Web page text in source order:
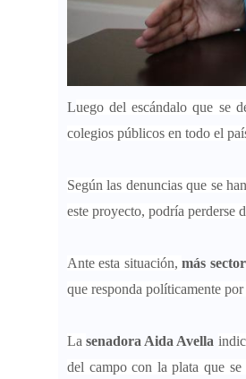
Luego del escándalo que se
colegios públicos en todo el
Según las denuncias que se
este proyecto, podría perderse
Ante esta situación,más
que responda políticamente
La senadora Aida Avella
del campo con la plata que